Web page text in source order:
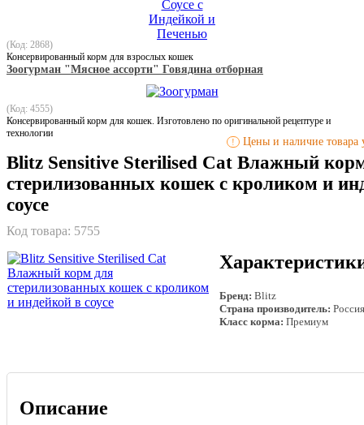
(Код: 2868)
Консервированный корм для взрослых кошек
Зоогурман "Мясное ассорти" Говядина отборная
(Код: 4555)
Консервированный корм для кошек. Изготовлено по оригинальной рецептуре и
технологии
! Цены и наличие товара
Blitz Sensitive Sterilised Cat Влажный
стерилизованных кошек с кроликом и
соусе
Код товара: 5755
Бренд: Blitz
Страна производитель: Россия
Класс корма: Премиум
Описание